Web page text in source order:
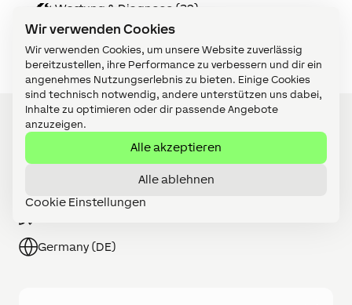
Wir verwenden Cookies
Wir verwenden Cookies, um unsere Website zuverlässig
bereitzustellen, ihre Performance zu verbessern und dir ein
angenehmes Nutzungserlebnis zu bieten. Einige Cookies
sind technisch notwendig, andere unterstützen uns dabei,
Inhalte zu optimieren oder dir passende Angebote
anzuzeigen.
Alle akzeptieren
Alle ablehnen
Cookie Einstellungen
Wartung & Diagnose (32)
Zubehör (14)
Germany (DE)